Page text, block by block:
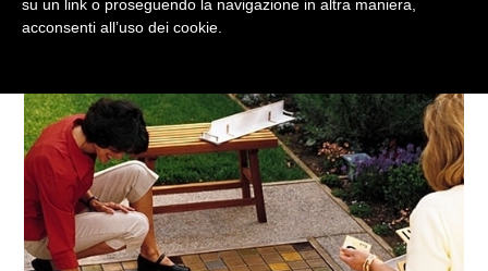
su un link o proseguendo la navigazione in altra maniera,
acconsenti all’uso dei cookie.